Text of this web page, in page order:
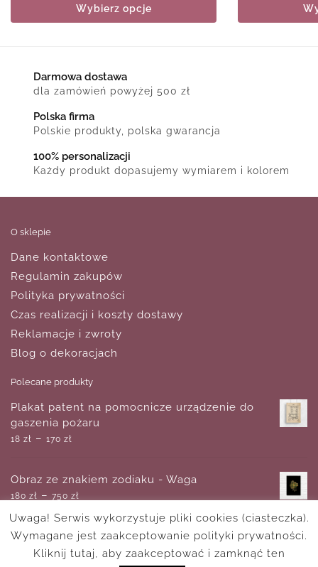
Wybierz opcje
Darmowa dostawa
dla zamówień powyżej 500 zł
Polska firma
Polskie produkty, polska gwarancja
100% personalizacji
Każdy produkt dopasujemy wymiarem i kolorem
O sklepie
Dane kontaktowe
Regulamin zakupów
Polityka prywatności
Czas realizacji i koszty dostawy
Reklamacje i zwroty
Blog o dekoracjach
Polecane produkty
Plakat patent na pomocnicze urządzenie do
gaszenia pożaru
18 zł – 170 zł
Obraz ze znakiem zodiaku - Waga
180 zł – 750 zł
Plakat do jadalni z napisem: bon appetit
– 170 zł
Uwaga! Serwis wykorzystuje pliki cookies (ciasteczka).
Wymagane jest zaakceptowanie polityki prywatności.
Kliknij tutaj, aby zaakceptować i zamknąć ten